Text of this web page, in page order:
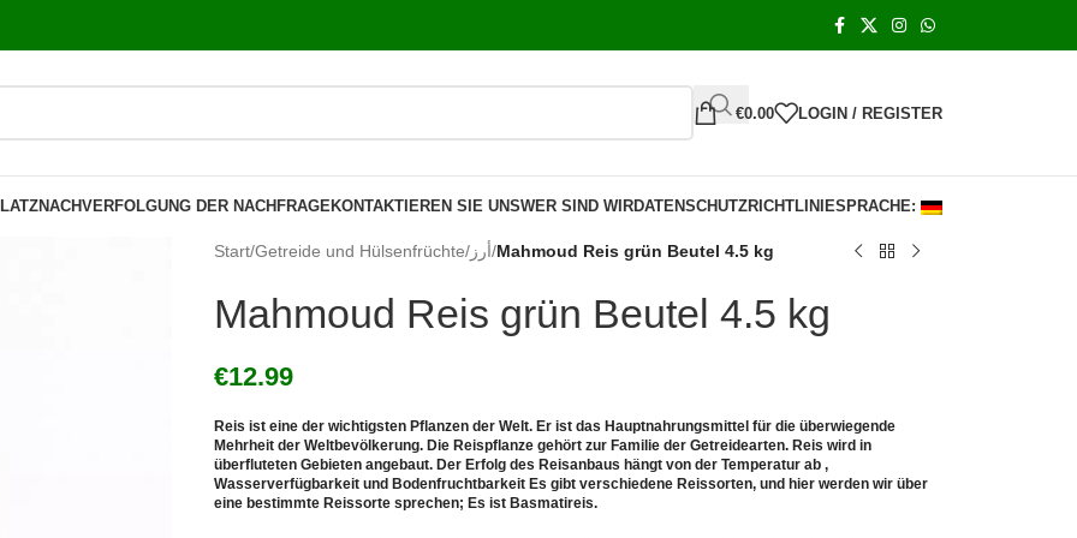
€0.00 LOGIN / REGISTER
NACHVERFOLGUNG DER NACHFRAGEKONTAKTIEREN SIE UNSWER SIND WIRDATENSCHUTZRICHTLINIESPRACHE:
Start/Getreide und Hülsenfrüchte/أرز/Mahmoud Reis grün Beutel 4.5 kg
Mahmoud Reis grün Beutel 4.5 kg
€12.99
Reis ist eine der wichtigsten Pflanzen der Welt. Er ist das Hauptnahrungsmittel für die überwiegende
Mehrheit der Weltbevölkerung. Die Reispflanze gehört zur Familie der Getreidearten. Reis wird in
überfluteten Gebieten angebaut. Der Erfolg des Reisanbaus hängt von der Temperatur ab ,
Wasserverfügbarkeit und Bodenfruchtbarkeit Es gibt verschiedene Reissorten, und hier werden wir über
eine bestimmte Reissorte sprechen; Es ist Basmatireis.